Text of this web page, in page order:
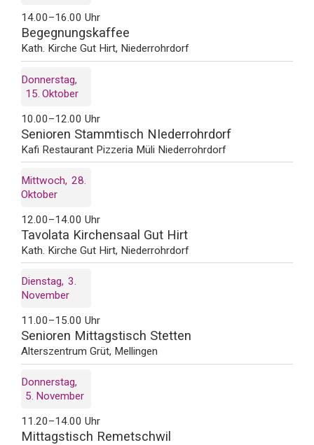
14.00–16.00 Uhr
Begegnungskaffee
Kath. Kirche Gut Hirt, Niederrohrdorf
Donnerstag
15 Oktober
10.00–12.00 Uhr
Senioren Stammtisch NIederrohrdorf
Kafi Restaurant Pizzeria Müli Niederrohrdorf
Mittwoch 28
Oktober
12.00–14.00 Uhr
Tavolata Kirchensaal Gut Hirt
Kath. Kirche Gut Hirt, Niederrohrdorf
Dienstag 3
November
11.00–15.00 Uhr
Senioren Mittagstisch Stetten
Alterszentrum Grüt, Mellingen
Donnerstag
5 November
11.20–14.00 Uhr
Mittagstisch Remetschwil